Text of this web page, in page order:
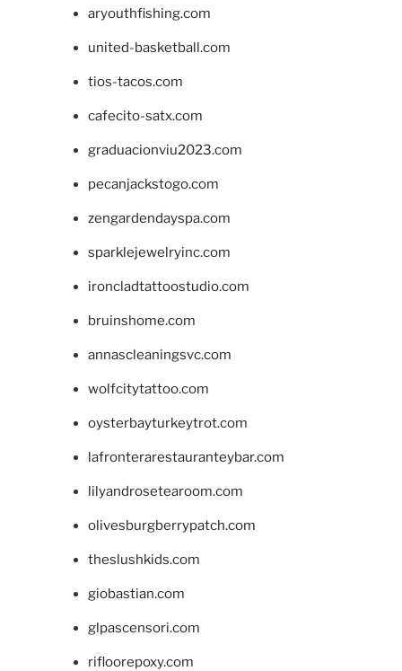
aryouthfishing.com
united-basketball.com
tios-tacos.com
cafecito-satx.com
graduacionviu2023.com
pecanjackstogo.com
zengardendayspa.com
sparklejewelryinc.com
ironcladtattoostudio.com
bruinshome.com
annascleaningsvc.com
wolfcitytattoo.com
oysterbayturkeytrot.com
lafronterarestauranteybar.com
lilyandrosetearoom.com
olivesburgberrypatch.com
theslushkids.com
giobastian.com
glpascensori.com
rifloorepoxy.com